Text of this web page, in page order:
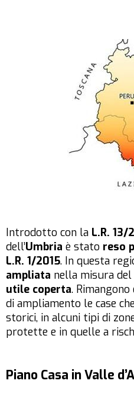
Introdotto con la L.R. 13/
dell’Umbria è stato reso
L.R. 1/2015. In questa
ampliata nella misura del
utile coperta.
di ampliamento le case
storici, in alcuni tipi di
protette e in quelle a
Piano Casa in Valle